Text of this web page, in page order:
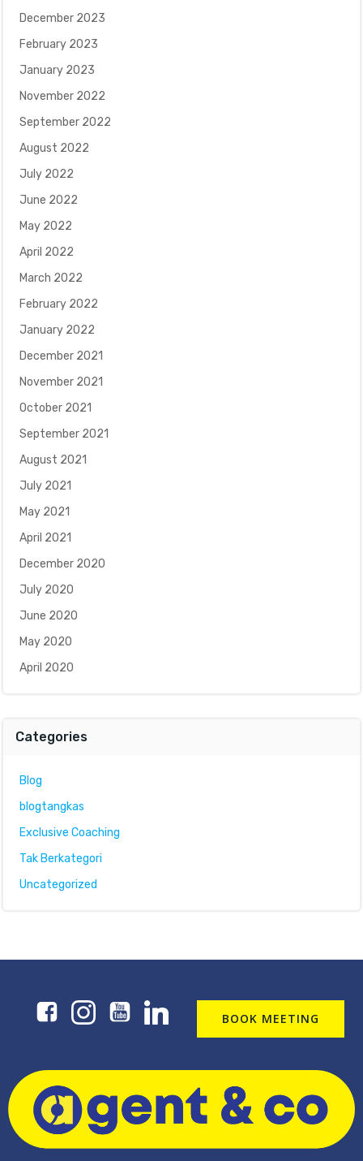
December 2023
February 2023
January 2023
November 2022
September 2022
August 2022
July 2022
June 2022
May 2022
April 2022
March 2022
February 2022
January 2022
December 2021
November 2021
October 2021
September 2021
August 2021
July 2021
May 2021
April 2021
December 2020
July 2020
June 2020
May 2020
April 2020
Categories
Blog
blogtangkas
Exclusive Coaching
Tak Berkategori
Uncategorized
BOOK MEETING